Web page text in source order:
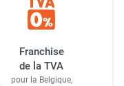
Franchise
de la TVA
pour la Belgique,